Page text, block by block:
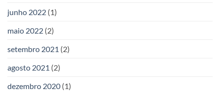
junho 2022 (1)
maio 2022 (2)
setembro 2021 (2)
agosto 2021 (2)
dezembro 2020 (1)